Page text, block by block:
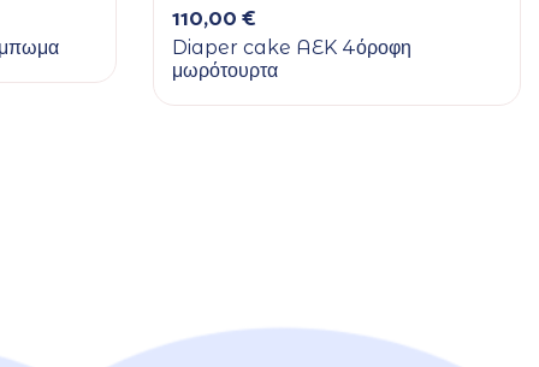
110,00€
Diaper cake AEK 4όροφη
μωρότουρτα